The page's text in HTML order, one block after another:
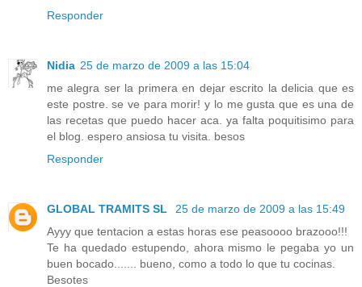
Responder
Nidia 25 de marzo de 2009 a las 15:04
me alegra ser la primera en dejar escrito la delicia que es
este postre. se ve para morir! y lo me gusta que es una de
las recetas que puedo hacer aca. ya falta poquitisimo para
el blog. espero ansiosa tu visita. besos
Responder
GLOBAL TRAMITS SL
25 de marzo de 2009 a las 15:49
Ayyy que tentacion a estas horas ese peasoooo brazooo!!!
Te ha quedado estupendo, ahora mismo le pegaba yo un
buen bocado....... bueno, como a todo lo que tu cocinas.
Besotes